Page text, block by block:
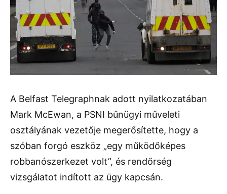
A Belfast Telegraphnak adott nyilatkozatában
Mark McEwan, a PSNI bűnügyi műveleti
osztályának vezetője megerősítette, hogy a
szóban forgó eszköz „egy működőképes
robbanószerkezet volt”, és rendőrség
vizsgálatot indított az ügy kapcsán.